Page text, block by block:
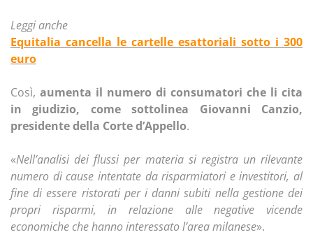
Leggi anche
Equitalia cancella le cartelle esattoriali sotto i 300
euro
Così, aumenta il numero di consumatori che li cita
in giudizio, come sottolinea Giovanni Canzio,
presidente della Corte d’Appello.
«Nell’analisi dei flussi per materia si registra un rilevante
numero di cause intentate da risparmiatori e investitori, al
fine di essere ristorati per i danni subiti nella gestione dei
propri risparmi, in relazione alle negative vicende
economiche che hanno interessato l’area milanese».